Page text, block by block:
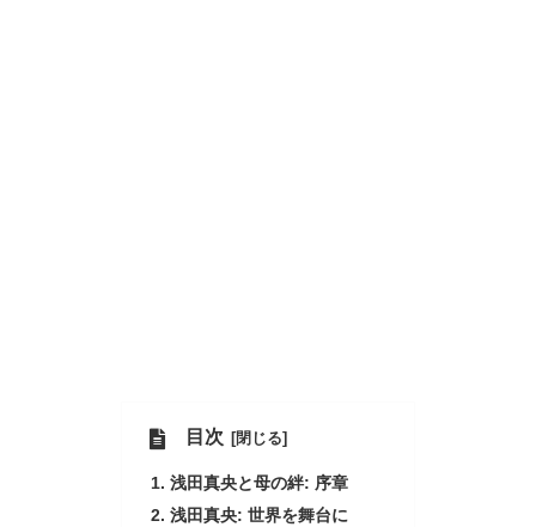
目次
浅田真央と母の絆: 序章
浅田真央: 世界を舞台に